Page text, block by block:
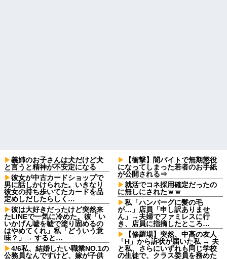
義姉のお子さんは犬だけど犬
と言うと精神が不安定になる
彼女が中古カードショップで
男に話しかけられた。いきなり
彼女の持ち歩いてたカードを品
定めしだしたらしく…
彼は大好きだったけど突然来
たLINEで一気に冷めた。彼「い
いかげん嘘を嘘で塗り固めるの
はやめてくれ」私「どういう意
味？」→ すると…
4/6私、結婚したい職業NO.1の
公務員なんですけど、嫁が子供
【衝撃】闇バイトで無期懲役
になってしまった若者のお手紙
が公開される⇒
就活でコネ採用確定だったの
に無しにされたｗｗ
私「ハンバーグに髪の毛
が…」店員「申し訳ありませ
ん」→夫婦でファミレスに行
き、店員に指摘したところ…
【修羅場】突然、中高の友人
「H」から訴状が届いた私 → 夫
と私、さらにいずれも同じ学校
の生徒で、クラス委員を務めた